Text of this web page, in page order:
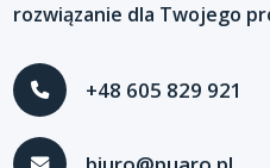
rozwiązanie dla Twojego
+48 605 829 921